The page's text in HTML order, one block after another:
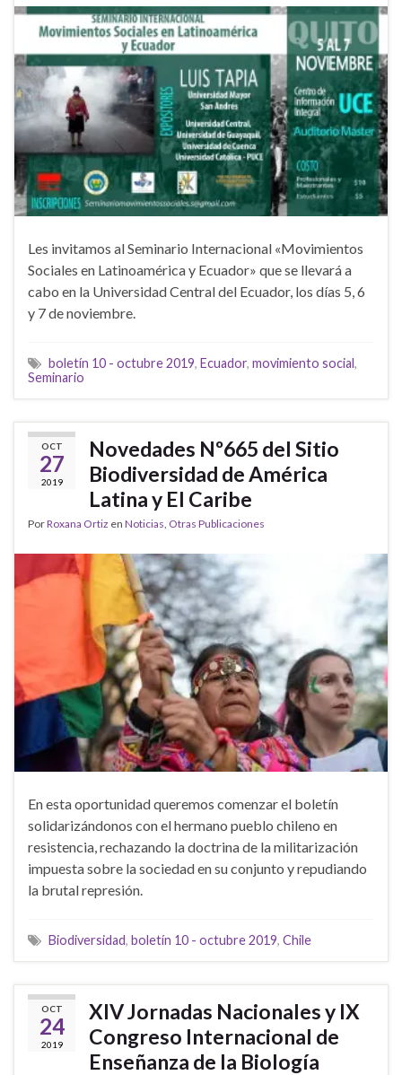
Les invitamos al Seminario Internacional «Movimientos
Sociales en Latinoamérica y Ecuador» que se llevará a
cabo en la Universidad Central del Ecuador, los días 5, 6
y 7 de noviembre.
boletín 10 - octubre 2019, Ecuador, movimiento social,
Seminario
OCT
27
2019
Novedades Nº665 del Sitio
Biodiversidad de América
Latina y El Caribe
PorRoxana Ortiz en Noticias, Otras Publicaciones
En esta oportunidad queremos comenzar el boletín
solidarizándonos con el hermano pueblo chileno en
resistencia, rechazando la doctrina de la militarización
impuesta sobre la sociedad en su conjunto y repudiando
la brutal represión.
Biodiversidad, boletín 10 - octubre 2019, Chile
OCT
24
2019
XIV Jornadas Nacionales y IX
Congreso Internacional de
Enseñanza de la Biología